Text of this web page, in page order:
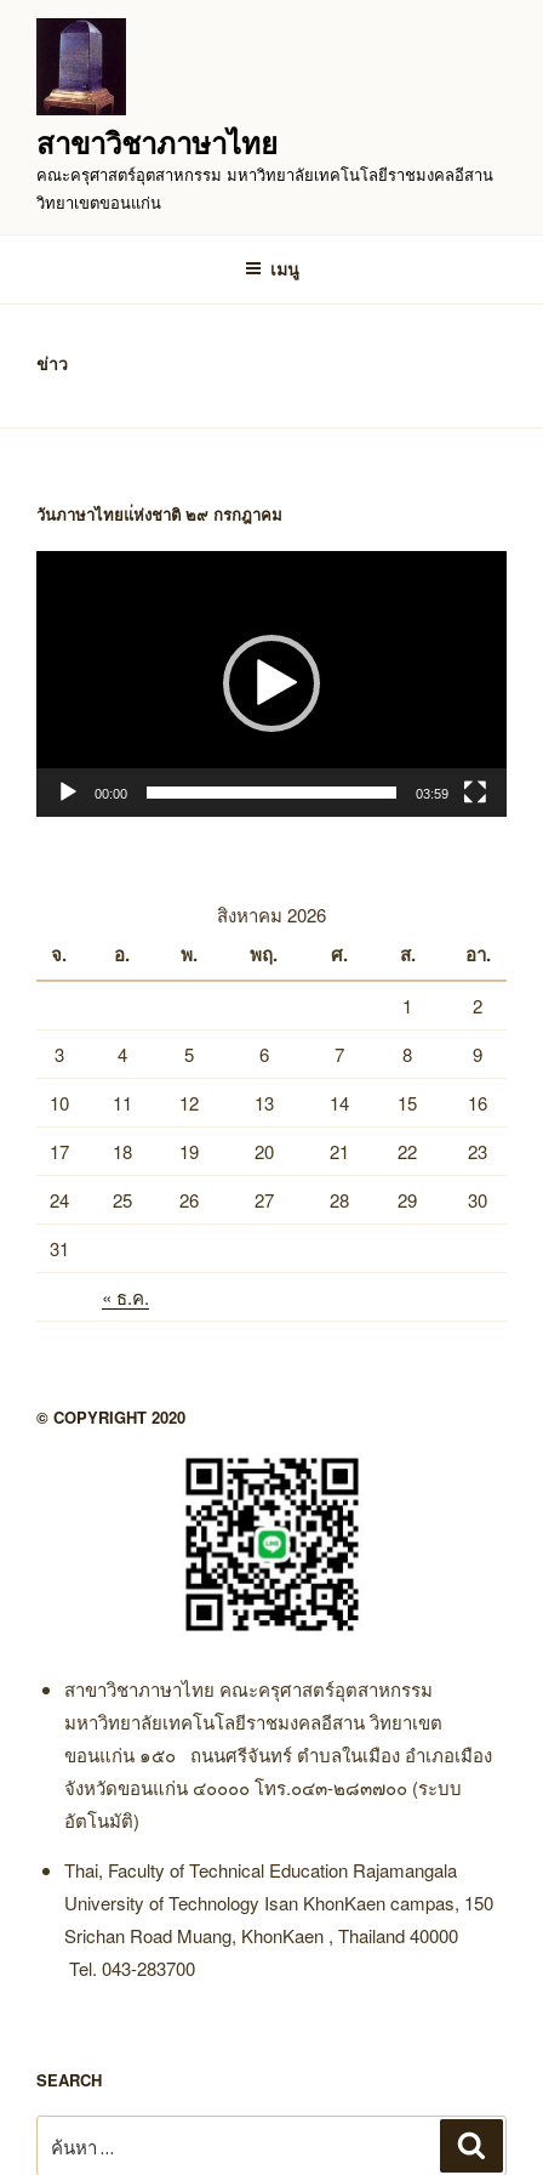
บทความ
สาขาวิชาภาษาไทย
คณะครุศาสตร์อุตสาหกรรม มหาวิทยาลัยเทคโนโลยีราชมงคลอีสาน
วิทยาเขตขอนแก่น
เมนู
ข่าว
วันภาษาไทยแ่ห่งชาติ ๒๙ กรกฎาคม
00:00 03:59
สิงหาคม 2026
จ. อ. พ. พฤ. ศ. ส. อา.
« ธ.ค.
1
2
3
4 5 6 7 8
9
10
11 12 13 14 15
16
17
18 19 20 21 22
23
24
25 26 27 28 29
30
31
© COPYRIGHT 2020
สาขาวิชาภาษาไทย คณะครุศาสตร์อุตสาหกรรม
มหาวิทยาลัยเทคโนโลยีราชมงคลอีสาน วิทยาเขต
ขอนแก่น ๑๕๐ ถนนศรีจันทร์ ตำบลในเมือง อำเภอเมือง
จังหวัดขอนแก่น ๔๐๐๐๐ โทร.๐๔๓-๒๘๓๗๐๐ (ระบบ
อัตโนมัติ)
Thai, Faculty of Technical Education Rajamangala
University of Technology Isan KhonKaen campas, 150
Srichan Road Muang, KhonKaen , Thailand 40000
Tel. 043-283700
SEARCH